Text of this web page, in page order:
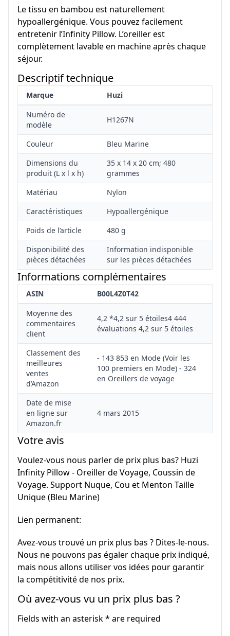
Le tissu en bambou est naturellement
hypoallergénique. Vous pouvez facilement
entretenir l’Infinity Pillow. L’oreiller est
complètement lavable en machine après chaque
séjour.
Descriptif technique
Marque
‎Huzi
Numéro de
modèle
‎H1267N
Couleur
‎Bleu Marine
Dimensions du
produit (L x l x h)
‎35 x 14 x 20 cm; 480
grammes
Matériau
‎Nylon
Caractéristiques
‎Hypoallergénique
Poids de l’article
‎480 g
Disponibilité des
pièces détachées
‎Information indisponible
sur les pièces détachées
Informations complémentaires
ASIN
B00L4Z0T42
Moyenne des
commentaires
client
4,2 *4,2 sur 5 étoiles4 444
évaluations 4,2 sur 5 étoiles
Classement des
meilleures
ventes
d’Amazon
- 143 853 en Mode (Voir les
100 premiers en Mode) - 324
en Oreillers de voyage
Date de mise
en ligne sur
Amazon.fr
4 mars 2015
Votre avis
Voulez-vous nous parler de prix plus bas? Huzi
Infinity Pillow - Oreiller de Voyage, Coussin de
Voyage. Support Nuque, Cou et Menton Taille
Unique (Bleu Marine)
Lien permanent:
Avez-vous trouvé un prix plus bas ? Dites-le-nous.
Nous ne pouvons pas égaler chaque prix indiqué,
mais nous allons utiliser vos idées pour garantir
la compétitivité de nos prix.
Où avez-vous vu un prix plus bas ?
Fields with an asterisk * are required